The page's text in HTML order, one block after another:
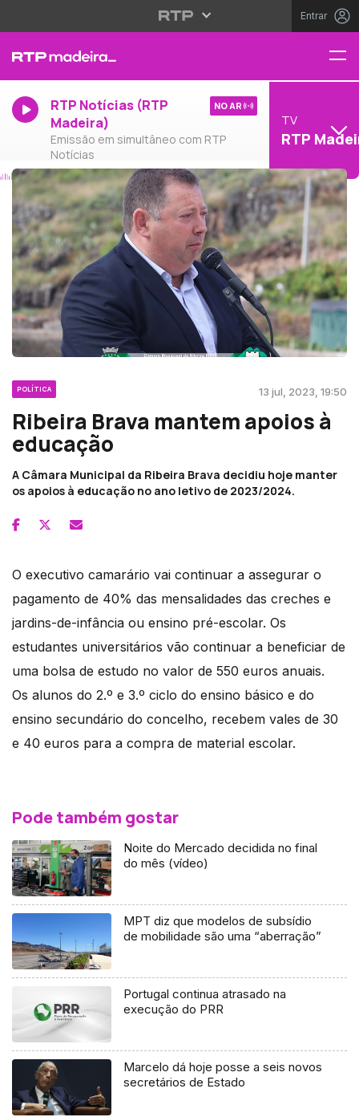
Entrar
RTP Notícias (RTP
Madeira)
Emissão em simultâneo com RTP
Notícias
NO AR
TV
RTP
POLÍTICA 13 jul, 2023, 19:50
Ribeira Brava mantem apoios à
educação
A Câmara Municipal da Ribeira Brava decidiu hoje manter
os apoios à educação no ano letivo de 2023/2024.
O executivo camarário vai continuar a assegurar o
pagamento de 40% das mensalidades das creches e
jardins-de-infância ou ensino pré-escolar. Os
estudantes universitários vão continuar a beneficiar de
uma bolsa de estudo no valor de 550 euros anuais.
Os alunos do 2.º e 3.º ciclo do ensino básico e do
ensino secundário do concelho, recebem vales de 30
e 40 euros para a compra de material escolar.
Pode também gostar
Noite do Mercado decidida no final
do mês (vídeo)
MPT diz que modelos de subsídio
de mobilidade são uma “aberração”
Portugal continua atrasado na
execução do PRR
Marcelo dá hoje posse a seis novos
secretários de Estado